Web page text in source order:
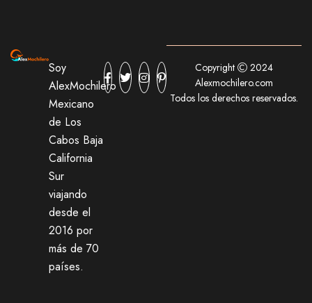
Soy
AlexMochilero
Mexicano
de Los
Cabos Baja
California
Sur
viajando
desde el
2016 por
más de 70
países.
Copyright
2024
Alexmochilero.com
Todos los derechos reservados.